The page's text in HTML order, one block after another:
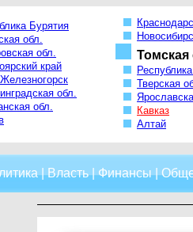
Бурятия
обл.
обл.
край
обл.
обл.
Томская
Тверская
Кавказ
Алтай
|Власть|Финансы|